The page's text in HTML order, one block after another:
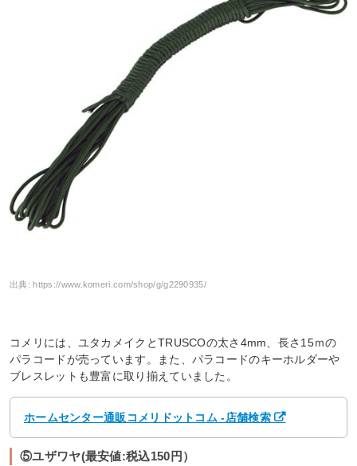
出典: https://www.komeri.com/shop/g/g2290935/
コメリには、ユタカメイクとTRUSCOの太さ4mm、長さ15ｍの
パラコードが売っています。また、パラコードのキーホルダーや
ブレスレットも豊富に取り揃えていました。
ホームセンター通販コメリドットコム -店舗検索
⑤ユザワヤ(最安値:税込150円）